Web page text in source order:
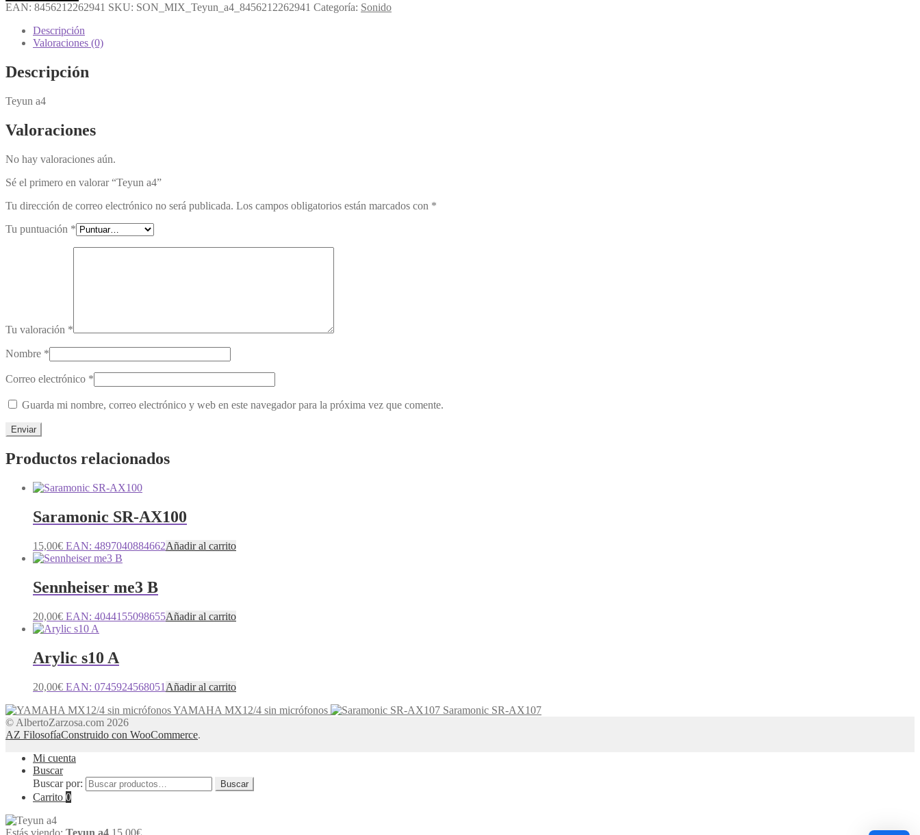
EAN: 8456212262941 SKU: SON_MIX_Teyun_a4_8456212262941 Categoría: Sonido
Descripción
Valoraciones (0)
Descripción
Teyun a4
Valoraciones
No hay valoraciones aún.
Sé el primero en valorar “Teyun a4”
Tu dirección de correo electrónico no será publicada. Los campos obligatorios están marcados con *
Tu puntuación *
Tu valoración *
Nombre *
Correo electrónico *
Guarda mi nombre, correo electrónico y web en este navegador para la próxima vez que comente.
Productos relacionados
Saramonic SR-AX100
15,00€ EAN: 4897040884662Añadir al carrito
Sennheiser me3 B
20,00€ EAN: 4044155098655Añadir al carrito
Arylic s10 A
20,00€ EAN: 0745924568051 Añadir al carrito
YAMAHA MX12/4 sin micrófonos
Saramonic SR-AX107
© AlbertoZarzosa.com 2026
AZ FilosofíaConstruido con WooCommerce.
Mi cuenta
Buscar
Buscar por:
Buscar
Carrito 0
Estás viendo: Teyun a4 15,00€